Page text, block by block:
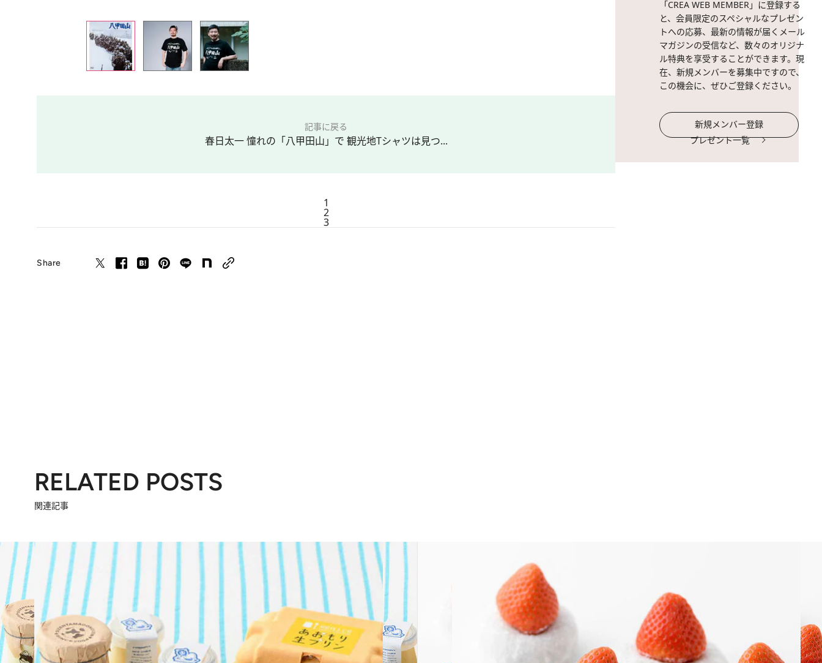
記事に戻る
春日太一 憧れの「八甲田山」で 観光地Tシャツは見つ...
1
2
3
Share
「CREA WEB MEMBER」に登録する
と、会員限定のスペシャルなプレゼン
トへの応募、最新の情報が届くメール
マガジンの受信など、数々のオリジナ
ル特典を享受することができます。現
在、新規メンバーを募集中ですので、
この機会に、ぜひご登録ください。
新規メンバー登録
プレゼント一覧
RELATED POSTS
関連記事